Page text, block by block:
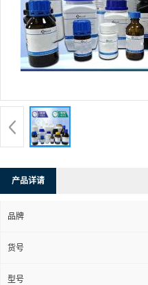
产品详请
品牌
货号
型号